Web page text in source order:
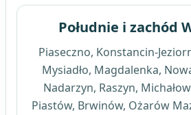
Południe i zachód
Piaseczno, Konstancin-
Mysiadło, Magdalenka,
Nadarzyn, Raszyn,
Piastów, Brwinów, Ożarów